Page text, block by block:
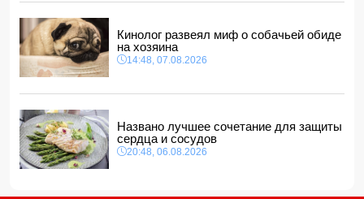
Кинолог развеял миф о собачьей обиде
на хозяина
14:48, 07.08.2026
Названо лучшее сочетание для защиты
сердца и сосудов
20:48, 06.08.2026